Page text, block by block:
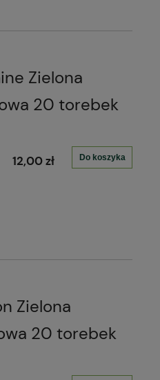
Zielona
20 torebek
12,00 zł Do koszyka
Zielona
20 torebek